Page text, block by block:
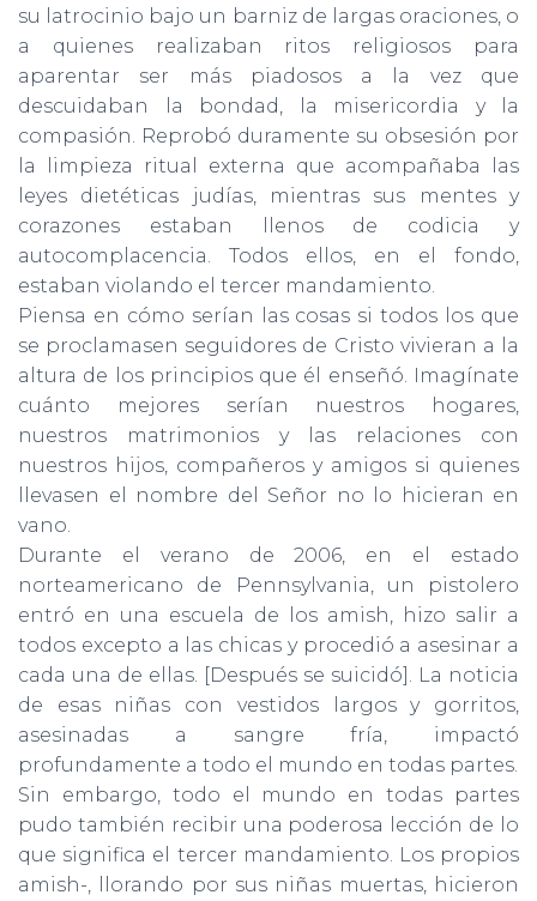
su latrocinio bajo un bar­niz de largas oraciones, o
a quienes realizaban ritos religiosos para
aparentar ser más piadosos a la vez que
descuidaban la bondad, la misericordia y la
compasión. Reprobó duramente su obsesión por
la limpieza ritual externa que acompañaba las
leyes dietéticas judías, mientras sus mentes y
corazones estaban llenos de codicia y
autocomplacencia. Todos ellos, en el fondo,
estaban violando el tercer mandamiento.
Piensa en cómo serían las cosas si todos los que
se proclamasen se­guidores de Cristo vivieran a la
altura de los principios que él enseñó. Imagínate
cuánto mejores serían nuestros hogares,
nuestros matri­monios y las relaciones con
nuestros hijos, compañeros y amigos si quienes
llevasen el nombre del Señor no lo hicieran en
vano.
Durante el verano de 2006, en el estado
norteamericano de Pennsylvania, un pistolero
entró en una escuela de los amish, hizo salir a
todos excepto a las chicas y procedió a asesinar a
cada una de ellas. [Después se suicidó]. La noticia
de esas niñas con vestidos largos y gorritos,
asesinadas a sangre fría, impactó
profundamente a todo el mundo en todas partes.
Sin embargo, todo el mundo en todas partes
pudo también recibir una poderosa lección de lo
que significa el tercer man­damiento. Los propios
amish-, llorando por sus niñas muertas, hicieron